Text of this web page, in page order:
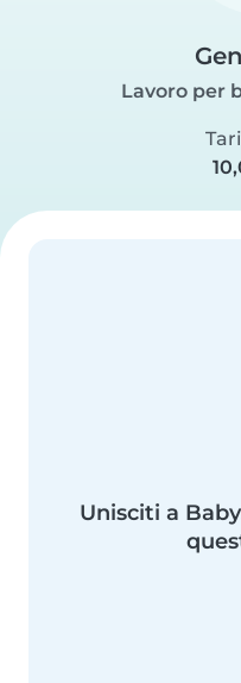
Lavoro per
Unisciti a